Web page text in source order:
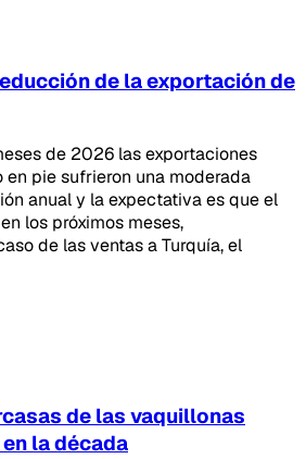
de la exportación de
de 2026 las exportaciones
pie sufrieron una moderada
anual y la expectativa es que el
los próximos meses,
de las ventas a Turquía, el
de las vaquillonas
la década